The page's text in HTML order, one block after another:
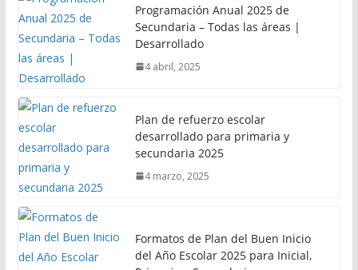
Programación Anual 2025 de
Secundaria – Todas las áreas |
Desarrollado
4 abril, 2025
Plan de refuerzo escolar
desarrollado para primaria y
secundaria 2025
4 marzo, 2025
Formatos de Plan del Buen Inicio
del Año Escolar 2025 para Inicial,